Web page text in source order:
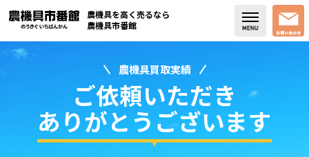
買取実績
コラム・スタッフブログ
農機具を高く売るなら
農機具市番館
農機具買取実績
ご依頼いただき
ありがとうございます